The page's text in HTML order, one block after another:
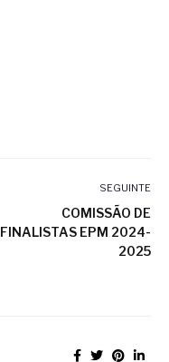
SEGUINTE
COMISSÃO DE
FINALISTAS EPM 2024-
2025